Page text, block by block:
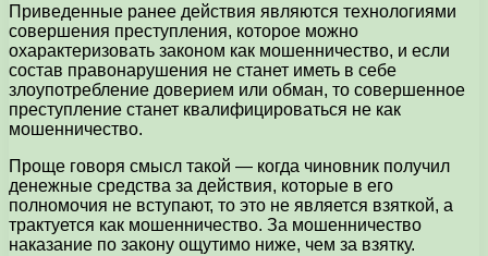
Приведенные ранее действия являются технологиями
совершения преступления, которое можно
охарактеризовать законом как мошенничество, и если
состав правонарушения не станет иметь в себе
злоупотребление доверием или обман, то совершенное
преступление станет квалифицироваться не как
мошенничество.
Проще говоря смысл такой — когда чиновник получил
денежные средства за действия, которые в его
полномочия не вступают, то это не является взяткой, а
трактуется как мошенничество. За мошенничество
наказание по закону ощутимо ниже, чем за взятку.